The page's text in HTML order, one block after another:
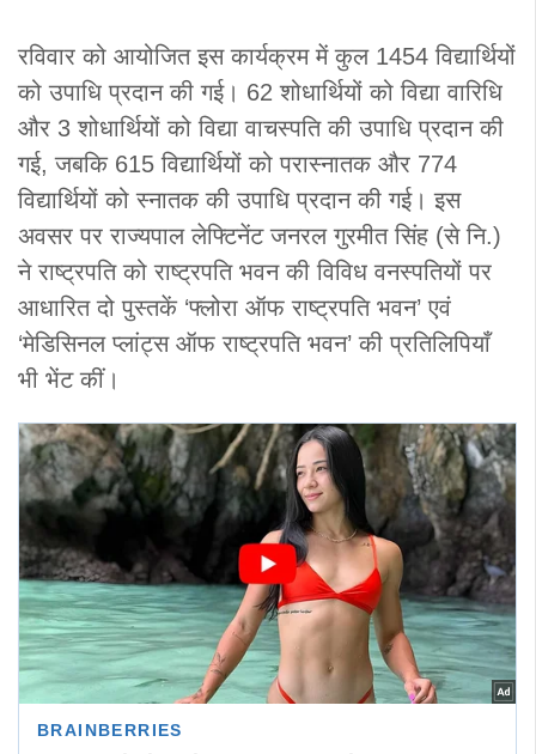
रविवार को आयोजित इस कार्यक्रम में कुल 1454 विद्यार्थियों
को उपाधि प्रदान की गई। 62 शोधार्थियों को विद्या वारिधि
और 3 शोधार्थियों को विद्या वाचस्पति की उपाधि प्रदान की
गई, जबकि 615 विद्यार्थियों को परास्नातक और 774
विद्यार्थियों को स्नातक की उपाधि प्रदान की गई। इस
अवसर पर राज्यपाल लेफ्टिनेंट जनरल गुरमीत सिंह (से नि.)
ने राष्ट्रपति को राष्ट्रपति भवन की विविध वनस्पतियों पर
आधारित दो पुस्तकें ‘फ्लोरा ऑफ राष्ट्रपति भवन’ एवं
‘मेडिसिनल प्लांट्स ऑफ राष्ट्रपति भवन’ की प्रतिलिपियाँ
भी भेंट कीं।